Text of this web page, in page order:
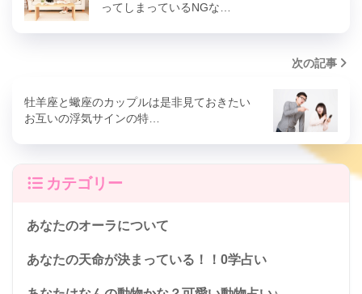
ってしまっているNGな…
次の記事
牡羊座と蠍座のカップルは是非見ておきたい
お互いの浮気サインの特…
カテゴリー
あなたのオーラについて
あなたの天命が決まっている！！0学占い